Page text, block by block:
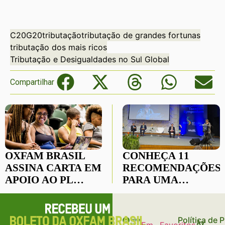
C20G20tributaçãotributação de grandes fortunas
tributação dos mais ricos
Tributação e Desigualdades no Sul Global
Compartilhar
OXFAM BRASIL
ASSINA CARTA EM
APOIO AO PL
1958/2021, QUE
GARANTE A
CONTINUIDADE
CONHEÇA 11
RECOMENDAÇÕES
PARA UMA
TRIBUTAÇÃO
MAIS JUSTAPolítica de
Av.